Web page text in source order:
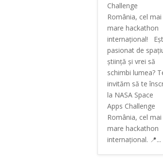
Challenge
România, cel mai
mare hackathon
internațional!
pasionat de
știință și vrei să
schimbi lumea?
invităm să te
la NASA Space
Apps Challenge
România, cel mai
mare hackathon
internațional. 📍...